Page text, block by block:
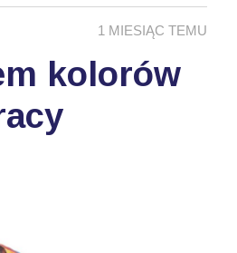
1 MIESIĄC TEMU
kolorów